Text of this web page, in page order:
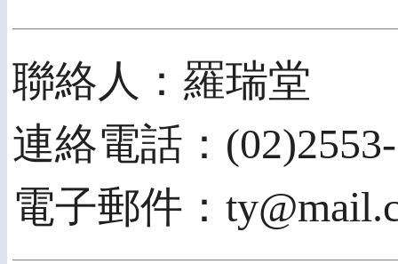
聯絡人：羅瑞堂
連絡電話：
電子郵件：